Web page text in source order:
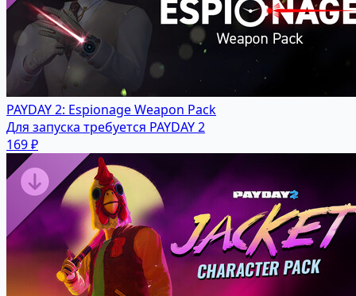
PAYDAY 2: Espionage Weapon Pack
Для запуска требуется PAYDAY 2
169 ₽